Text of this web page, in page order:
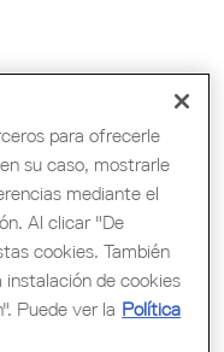
Pages
para ofrecerle
su caso, mostrarle
mediante el
Al clicar "De
cookies. También
de cookies
Puede ver la Política